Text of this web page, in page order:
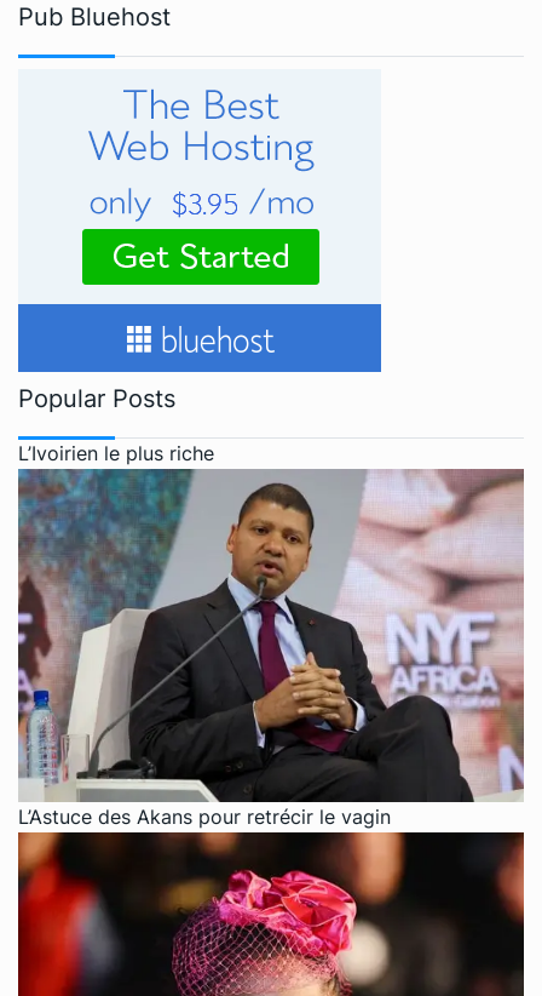
Pub Bluehost
Popular Posts
L’Ivoirien le plus riche
L’Astuce des Akans pour retrécir le vagin